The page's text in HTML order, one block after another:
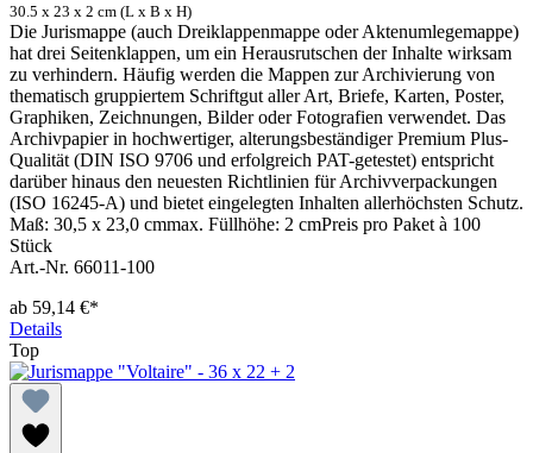
30.5 x 23 x 2 cm (L x B x H)
Die Jurismappe (auch Dreiklappenmappe oder Aktenumlegemappe)
hat drei Seitenklappen, um ein Herausrutschen der Inhalte wirksam
zu verhindern. Häufig werden die Mappen zur Archivierung von
thematisch gruppiertem Schriftgut aller Art, Briefe, Karten, Poster,
Graphiken, Zeichnungen, Bilder oder Fotografien verwendet. Das
Archivpapier in hochwertiger, alterungsbeständiger Premium Plus-
Qualität (DIN ISO 9706 und erfolgreich PAT-getestet) entspricht
darüber hinaus den neuesten Richtlinien für Archivverpackungen
(ISO 16245-A) und bietet eingelegten Inhalten allerhöchsten Schutz.
Maß: 30,5 x 23,0 cmmax. Füllhöhe: 2 cmPreis pro Paket à 100
Stück
Art.-Nr. 66011-100
ab 59,14 €*
Details
Top